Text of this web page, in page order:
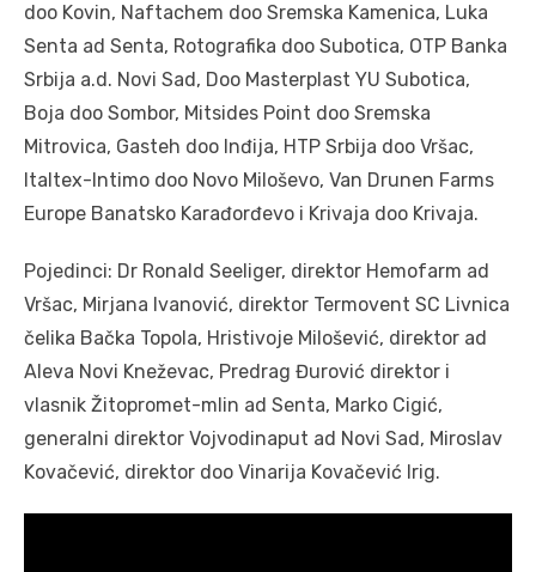
doo Kovin, Naftachem doo Sremska Kamenica, Luka
Senta ad Senta, Rotografika doo Subotica, OTP Banka
Srbija a.d. Novi Sad, Doo Masterplast YU Subotica,
Boja doo Sombor, Mitsides Point doo Sremska
Mitrovica, Gasteh doo Inđija, HTP Srbija doo Vršac,
Italtex-Intimo doo Novo Miloševo, Van Drunen Farms
Europe Banatsko Karađorđevo i Krivaja doo Krivaja.
Pojedinci: Dr Ronald Seeliger, direktor Hemofarm ad
Vršac, Mirjana Ivanović, direktor Termovent SC Livnica
čelika Bačka Topola, Hristivoje Milošević, direktor ad
Aleva Novi Kneževac, Predrag Đurović direktor i
vlasnik Žitopromet-mlin ad Senta, Marko Cigić,
generalni direktor Vojvodinaput ad Novi Sad, Miroslav
Kovačević, direktor doo Vinarija Kovačević Irig.